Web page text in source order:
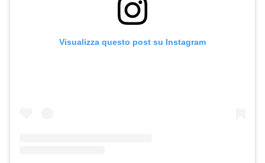
Visualizza questo post su Instagram